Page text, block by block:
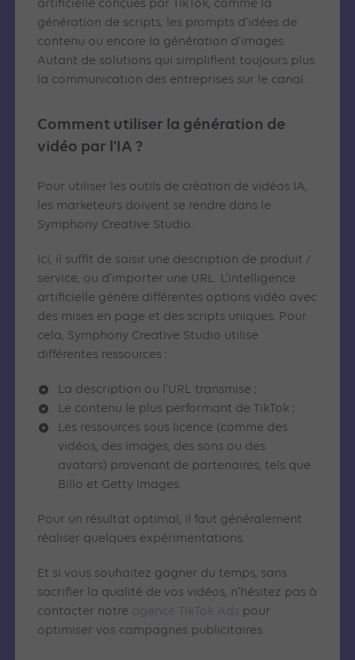
artificielle conçues par TikTok, comme la
génération de scripts, les prompts d’idées de
contenu ou encore la génération d’images.
Autant de solutions qui simplifient toujours plus
la communication des entreprises sur le canal.
Comment utiliser la génération de
vidéo par l’IA ?
Pour utiliser les outils de création de vidéos IA,
les marketeurs doivent se rendre dans le
Symphony Creative Studio.
Ici, il suffit de saisir une description de produit /
service, ou d’importer une URL. L’intelligence
artificielle génère différentes options vidéo avec
des mises en page et des scripts uniques. Pour
cela, Symphony Creative Studio utilise
différentes ressources :
La description ou l’URL transmise ;
Le contenu le plus performant de TikTok ;
Les ressources sous licence (comme des
vidéos, des images, des sons ou des
avatars) provenant de partenaires, tels que
Billo et Getty Images.
Pour un résultat optimal, il faut généralement
réaliser quelques expérimentations.
Et si vous souhaitez gagner du temps, sans
sacrifier la qualité de vos vidéos, n’hésitez pas à
contacter notre agence TikTok Ads pour
optimiser vos campagnes publicitaires.